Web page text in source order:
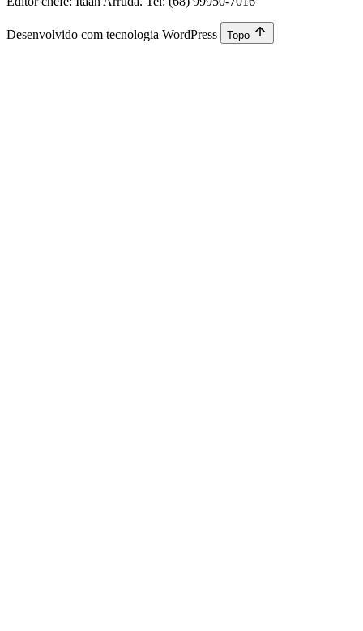
Desenvolvido com tecnologia WordPress Topo